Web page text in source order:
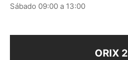
Sábado 09:00 a 13:00
ORIX 2